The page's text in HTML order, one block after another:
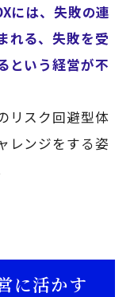
には、失敗の連
れる、失敗を受
という経営が不
リスク回避型体
レンジをする姿
に活かす